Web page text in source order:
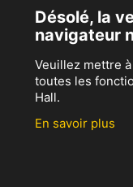
Désolé, la
navigateur
Veuillez mettre
toutes les
Hall.
En savoir plus